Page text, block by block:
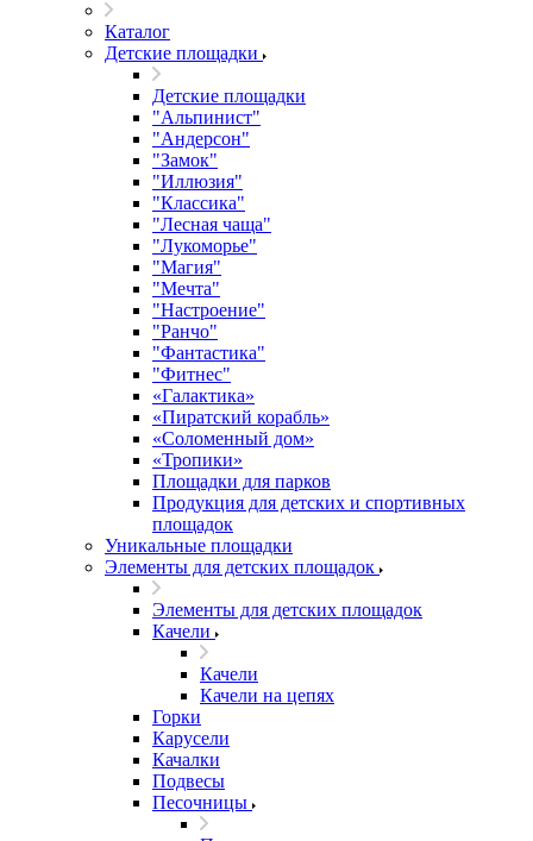
Каталог
Детские площадки
Детские площадки
"Альпинист"
"Андерсон"
"Замок"
"Иллюзия"
"Классика"
"Лесная чаща"
"Лукоморье"
"Магия"
"Мечта"
"Настроение"
"Ранчо"
"Фантастика"
"Фитнес"
«Галактика»
«Пиратский корабль»
«Соломенный дом»
«Тропики»
Площадки для парков
Продукция для детских и спортивных
площадок
Уникальные площадки
Элементы для детских площадок
Элементы для детских площадок
Качели
Качели
Качели на цепях
Горки
Карусели
Качалки
Подвесы
Песочницы